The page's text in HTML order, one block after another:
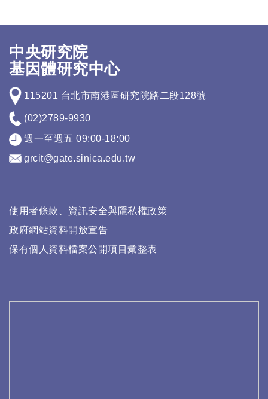
中央研究院
基因體研究中心
115201 台北市南港區研究院路二段128號
(02)2789-9930
週一至週五 09:00-18:00
grcit@gate.sinica.edu.tw
使用者條款、資訊安全與隱私權政策
政府網站資料開放宣告
保有個人資料檔案公開項目彙整表